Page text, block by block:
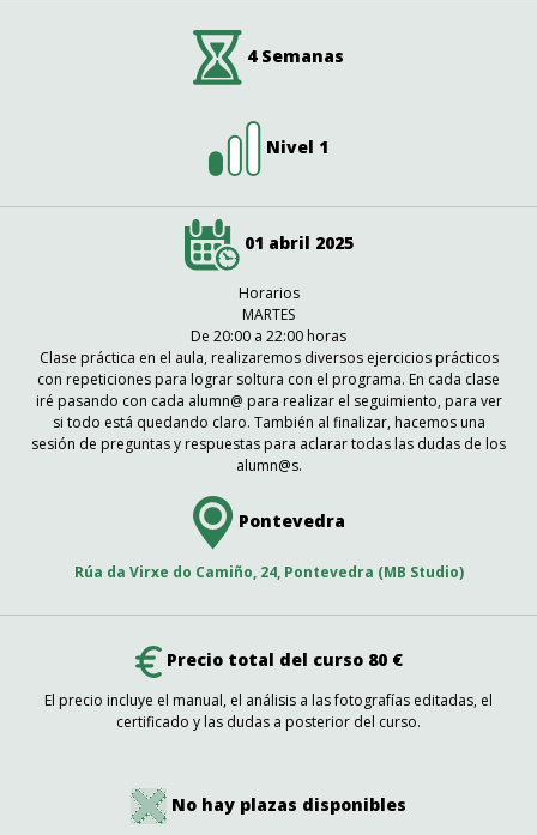
4 Semanas
Nivel 1
01 abril 2025
Horarios
MARTES
De 20:00 a 22:00 horas
Clase práctica en el aula, realizaremos diversos ejercicios prácticos
con repeticiones para lograr soltura con el programa. En cada clase
iré pasando con cada alumn@ para realizar el seguimiento, para ver
si todo está quedando claro. También al finalizar, hacemos una
sesión de preguntas y respuestas para aclarar todas las dudas de los
alumn@s.
Pontevedra
Rúa da Virxe do Camiño, 24, Pontevedra (MB Studio)
Precio total del curso 80 €
El precio incluye el manual, el análisis a las fotografías editadas, el
certificado y las dudas a posterior del curso.
No hay plazas disponibles